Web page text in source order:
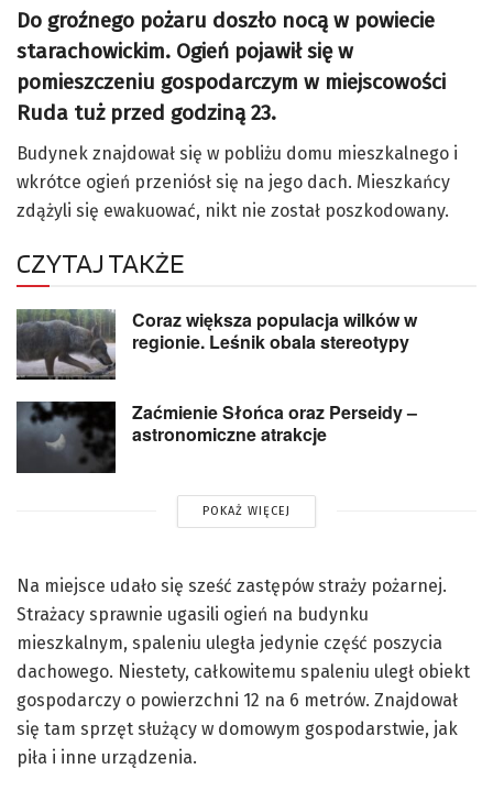
Do groźnego pożaru doszło nocą w powiecie
starachowickim. Ogień pojawił się w
pomieszczeniu gospodarczym w miejscowości
Ruda tuż przed godziną 23.
Budynek znajdował się w pobliżu domu mieszkalnego i
wkrótce ogień przeniósł się na jego dach. Mieszkańcy
zdążyli się ewakuować, nikt nie został poszkodowany.
CZYTAJ TAKŻE
Coraz większa populacja wilków w
regionie. Leśnik obala stereotypy
Zaćmienie Słońca oraz Perseidy –
astronomiczne atrakcje
POKAŻ WIĘCEJ
Na miejsce udało się sześć zastępów straży pożarnej.
Strażacy sprawnie ugasili ogień na budynku
mieszkalnym, spaleniu uległa jedynie część poszycia
dachowego. Niestety, całkowitemu spaleniu uległ obiekt
gospodarczy o powierzchni 12 na 6 metrów. Znajdował
się tam sprzęt służący w domowym gospodarstwie, jak
piła i inne urządzenia.